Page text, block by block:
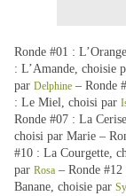
Ronde #01 :
: L’Amande, choisie
par Delphine – Ronde
: Le Miel, choisi par
Ronde #07 : La
choisi par Marie –
#10 : La Courgette,
par Rosa – Ronde
Banane, choisie par